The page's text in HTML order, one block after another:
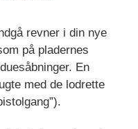
revner i din nye
på pladernes
En
med de lodrette